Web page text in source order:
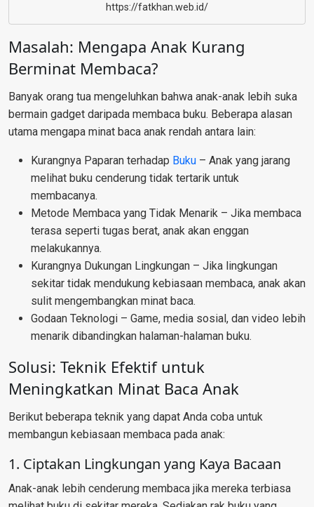
https://fatkhan.web.id/
Masalah: Mengapa Anak Kurang
Berminat Membaca?
Banyak orang tua mengeluhkan bahwa anak-anak lebih suka
bermain gadget daripada membaca buku. Beberapa alasan
utama mengapa minat baca anak rendah antara lain:
Kurangnya Paparan terhadap Buku – Anak yang jarang
melihat buku cenderung tidak tertarik untuk
membacanya.
Metode Membaca yang Tidak Menarik – Jika membaca
terasa seperti tugas berat, anak akan enggan
melakukannya.
Kurangnya Dukungan Lingkungan – Jika lingkungan
sekitar tidak mendukung kebiasaan membaca, anak akan
sulit mengembangkan minat baca.
Godaan Teknologi – Game, media sosial, dan video lebih
menarik dibandingkan halaman-halaman buku.
Solusi: Teknik Efektif untuk
Meningkatkan Minat Baca Anak
Berikut beberapa teknik yang dapat Anda coba untuk
membangun kebiasaan membaca pada anak:
1. Ciptakan Lingkungan yang Kaya Bacaan
Anak-anak lebih cenderung membaca jika mereka terbiasa